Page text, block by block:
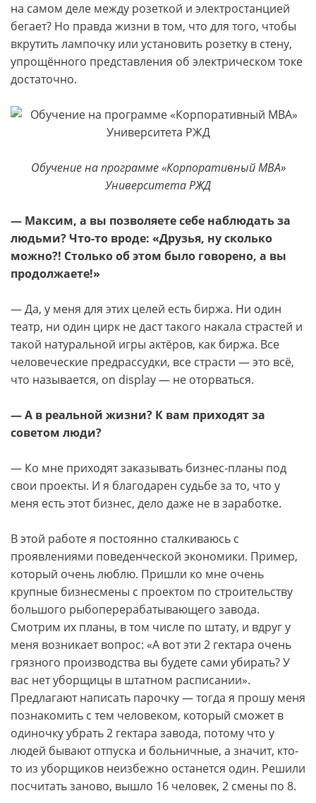
на самом деле между розеткой и электростанцией
бегает? Но правда жизни в том, что для того, чтобы
вкрутить лампочку или установить розетку в стену,
упрощённого представления об электрическом токе
достаточно.
Обучение на программе «Корпоративный MBA»
Университета РЖД
— Максим, а вы позволяете себе наблюдать за
людьми? Что-то вроде: «Друзья, ну сколько
можно?! Столько об этом было говорено, а вы
продолжаете!»
— Да, у меня для этих целей есть биржа. Ни один
театр, ни один цирк не даст такого накала страстей и
такой натуральной игры актёров, как биржа. Все
человеческие предрассудки, все страсти — это всё,
что называется, on display — не оторваться.
— А в реальной жизни? К вам приходят за
советом люди?
— Ко мне приходят заказывать бизнес-планы под
свои проекты. И я благодарен судьбе за то, что у
меня есть этот бизнес, дело даже не в заработке.
В этой работе я постоянно сталкиваюсь с
проявлениями поведенческой экономики. Пример,
который очень люблю. Пришли ко мне очень
крупные бизнесмены с проектом по строительству
большого рыбоперерабатывающего завода.
Смотрим их планы, в том числе по штату, и вдруг у
меня возникает вопрос: «А вот эти 2 гектара очень
грязного производства вы будете сами убирать? У
вас нет уборщицы в штатном расписании».
Предлагают написать парочку — тогда я прошу меня
познакомить с тем человеком, который сможет в
одиночку убрать 2 гектара завода, потому что у
людей бывают отпуска и больничные, а значит, кто-
то из уборщиков неизбежно останется один. Решили
посчитать заново, вышло 16 человек, 2 смены по 8.